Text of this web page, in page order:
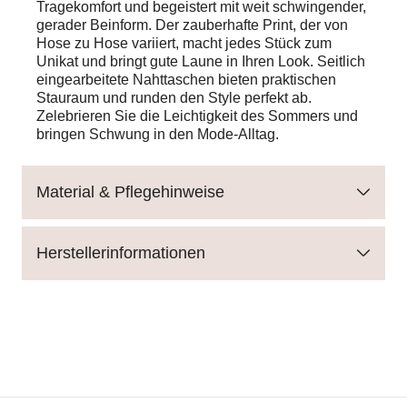
Tragekomfort und begeistert mit weit schwingender,
gerader Beinform. Der zauberhafte Print, der von
Hose zu Hose variiert, macht jedes Stück zum
Unikat und bringt gute Laune in Ihren Look. Seitlich
eingearbeitete Nahttaschen bieten praktischen
Stauraum und runden den Style perfekt ab.
Zelebrieren Sie die Leichtigkeit des Sommers und
bringen Schwung in den Mode-Alltag.
Material & Pflegehinweise
Herstellerinformationen